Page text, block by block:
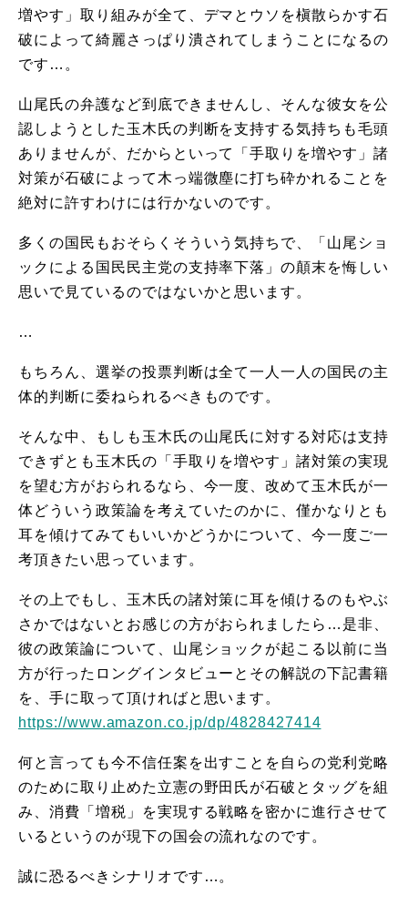
増やす」取り組みが全て、デマとウソを槇散らかす石
破によって綺麗さっぱり潰されてしまうことになるの
です…。
山尾氏の弁護など到底できませんし、そんな彼女を公
認しようとした玉木氏の判断を支持する気持ちも毛頭
ありませんが、だからといって「手取りを増やす」諸
対策が石破によって木っ端微塵に打ち砕かれることを
絶対に許すわけには行かないのです。
多くの国民もおそらくそういう気持ちで、「山尾ショ
ックによる国民民主党の支持率下落」の顛末を悔しい
思いで見ているのではないかと思います。
…
もちろん、選挙の投票判断は全て一人一人の国民の主
体的判断に委ねられるべきものです。
そんな中、もしも玉木氏の山尾氏に対する対応は支持
できずとも玉木氏の「手取りを増やす」諸対策の実現
を望む方がおられるなら、今一度、改めて玉木氏が一
体どういう政策論を考えていたのかに、僅かなりとも
耳を傾けてみてもいいかどうかについて、今一度ご一
考頂きたい思っています。
その上でもし、玉木氏の諸対策に耳を傾けるのもやぶ
さかではないとお感じの方がおられましたら…是非、
彼の政策論について、山尾ショックが起こる以前に当
方が行ったロングインタビューとその解説の下記書籍
を、手に取って頂ければと思います。
https://www.amazon.co.jp/dp/4828427414
何と言っても今不信任案を出すことを自らの党利党略
のために取り止めた立憲の野田氏が石破とタッグを組
み、消費「増税」を実現する戦略を密かに進行させて
いるというのが現下の国会の流れなのです。
誠に恐るべきシナリオです…。